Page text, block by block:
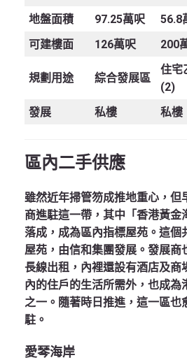
地盤面積
97.25萬呎 56.8
可建樓面
126萬呎 200
規劃用途 綜合發展區
住宅
(2)
發展 私樓 私樓
區內二手供應
雖然近年掃管笏成推地重心，但
商進駐這一帶，其中「香港黃金
落成，成為區內指標屋苑。這個
屋苑，由信和集團發展。發展商
長線出租，內裡還設有酒店及商
內的住戶的生活所需外，也成為
之一。隨著時日推進，這一區也
駐。
愛琴海岸